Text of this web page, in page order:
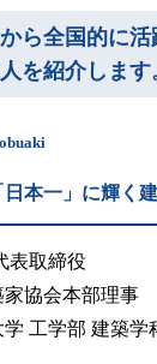
・高校教員の方
卒業生の方
ら全国的に
を紹介します
本一」に輝く
表取締役
協会本部理事
工学部 建築学